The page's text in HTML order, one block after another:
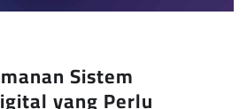
Sistem
yang Perlu